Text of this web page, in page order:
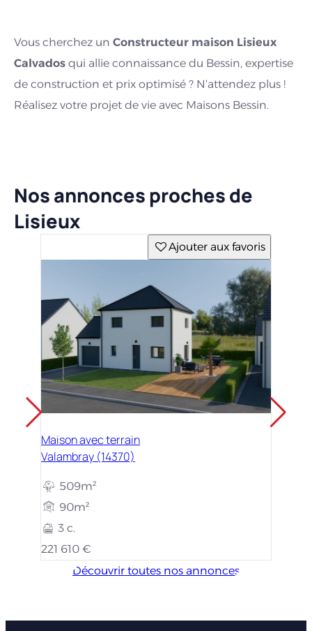
Vous cherchez un Constructeur maison Lisieux
Calvados qui allie connaissance du Bessin, expertise
de construction et prix optimisé ? N’attendez plus !
Réalisez votre projet de vie avec Maisons Bessin.
Nos annonces proches de
Lisieux
Ajouter aux favoris
Maison avec terrain
Valambray (14370)
509m²
90m²
3 c.
221 610 €
Découvrir toutes nos annonces